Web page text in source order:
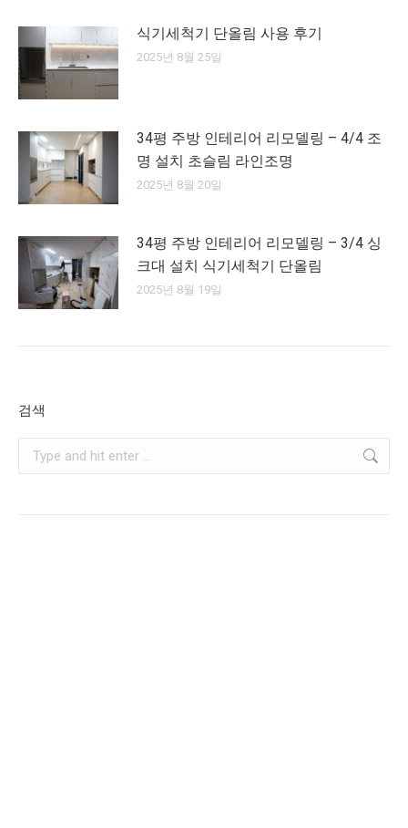
식기세척기 단올림 사용 후기
2025년 8월 25일
34평 주방 인테리어 리모델링 – 4/4 조
명 설치 초슬림 라인조명
2025년 8월 20일
34평 주방 인테리어 리모델링 – 3/4 싱
크대 설치 식기세척기 단올림
2025년 8월 19일
검색